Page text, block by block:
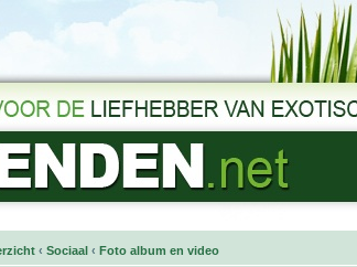
‹ Sociaal ‹ Foto album en video